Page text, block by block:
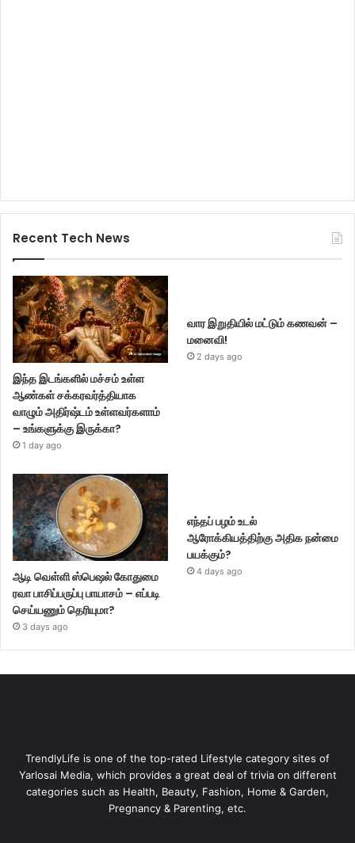
Recent Tech News
இந்த இடங்களில் மச்சம் உள்ள
ஆண்கள் சக்கரவர்த்தியாக
வாழும் அதிர்ஷ்டம் உள்ளவர்களாம்
– உங்களுக்கு இருக்கா?
1 day ago
வார இறுதியில் மட்டும் கணவன் –
மனைவி!
2 days ago
ஆடி வெள்ளி ஸ்பெஷல் கோதுமை
ரவா பாசிப்பருப்பு பாயாசம் – எப்படி
செய்யணும் தெரியுமா?
3 days ago
எந்தப் பழம் உடல்
ஆரோக்கியத்திற்கு அதிக நன்மை
பயக்கும்?
4 days ago
TrendlyLife is one of the top-rated Lifestyle category sites of
Yarlosai Media, which provides a great deal of trivia on different
categories such as Health, Beauty, Fashion, Home & Garden,
Pregnancy & Parenting, etc.